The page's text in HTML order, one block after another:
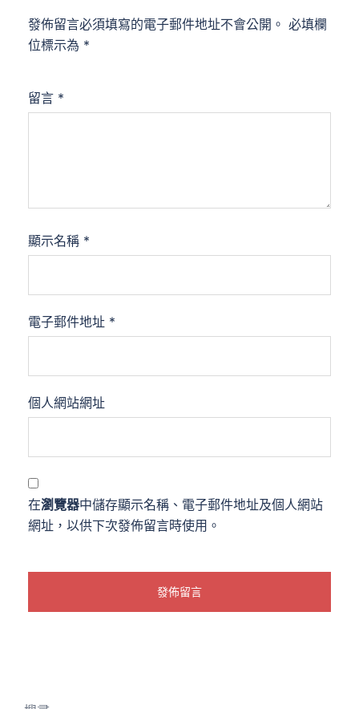
發佈留言必須填寫的電子郵件地址不會公開。 必填欄
位標示為 *
留言 *
顯示名稱 *
電子郵件地址 *
個人網站網址
在瀏覽器中儲存顯示名稱、電子郵件地址及個人網站
網址，以供下次發佈留言時使用。